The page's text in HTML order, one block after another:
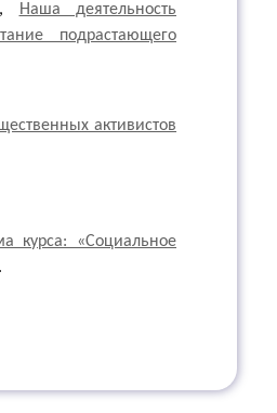
,
Наша деятельность
подрастающего
активистов
курса: «Социальное
.